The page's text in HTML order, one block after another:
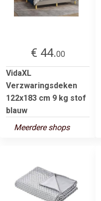
€ 44.00
VidaXL
Verzwaringsdeken
122x183 cm 9 kg stof
blauw
Meerdere shops